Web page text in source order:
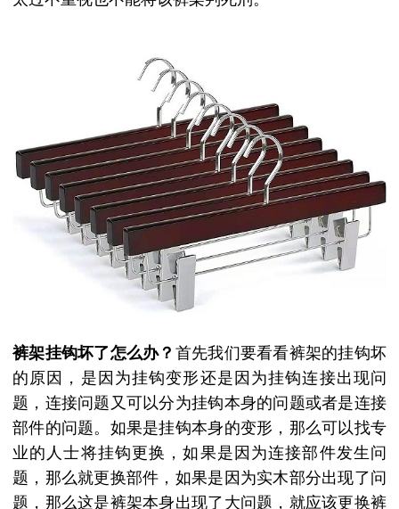
裤架挂钩坏了怎么办？ 首先我们要看看裤架的挂钩坏
的原因，是因为挂钩变形还是因为挂钩连接出现问
题，连接问题又可以分为挂钩本身的问题或者是连接
部件的问题。如果是挂钩本身的变形，那么可以找专
业的人士将挂钩更换，如果是因为连接部件发生问
题，那么就更换部件，如果是因为实木部分出现了问
题，那么这是裤架本身出现了大问题，就应该更换裤